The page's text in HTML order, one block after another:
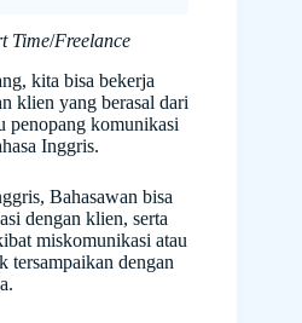
Time/Freelance
kita bisa bekerja
klien yang berasal dari
penopang komunikasi
Inggris.
Bahasawan bisa
dengan klien, serta
miskomunikasi atau
tersampaikan dengan